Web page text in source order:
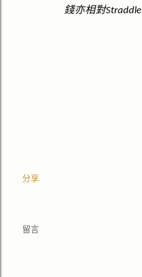
錢亦相對Straddle
分享
留言